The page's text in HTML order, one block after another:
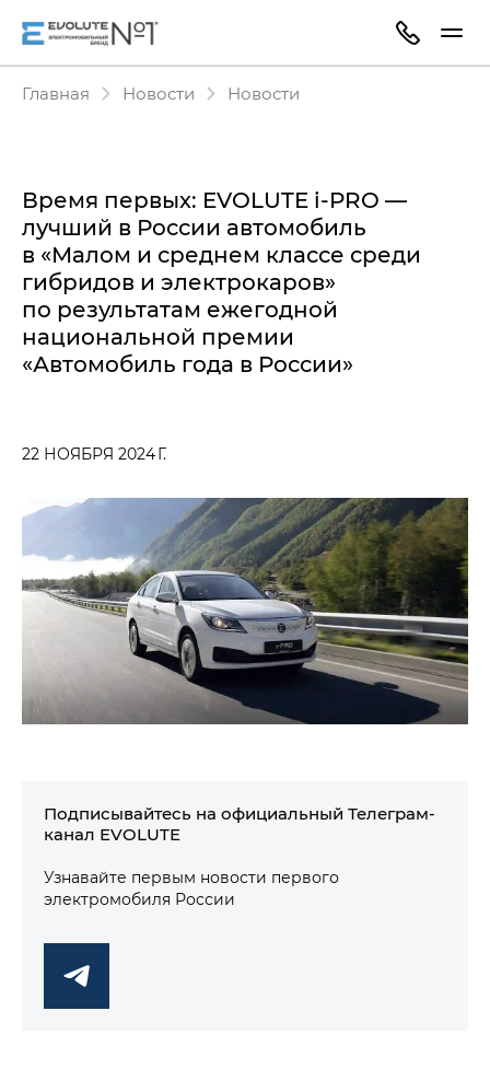
Главная Новости Новости
Время первых: EVOLUTE i‑PRO —
лучший в России автомобиль
в «Малом и среднем классе среди
гибридов и электрокаров»
по результатам ежегодной
национальной премии
«Автомобиль года в России»
22 НОЯБРЯ 2024 Г.
Подписывайтесь на официальный Телеграм-
канал EVOLUTE
Узнавайте первым новости первого
электромобиля России